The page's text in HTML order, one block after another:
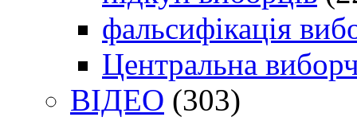
фальсифікація
Центральна
ВІДЕО (303)